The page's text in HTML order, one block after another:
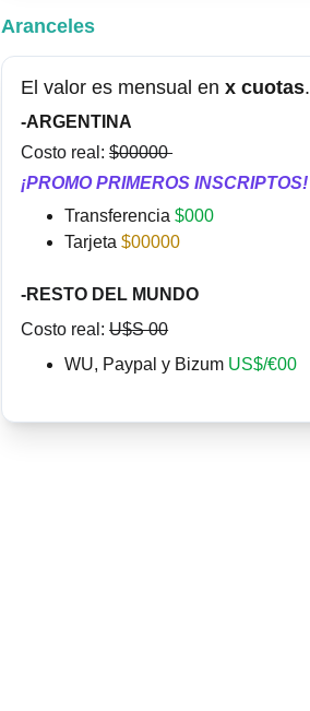
Aranceles
El valor es mensual en x cuotas.
-ARGENTINA
Costo real: $00000
¡PROMO PRIMEROS INSCRIPTOS!
Transferencia $000
Tarjeta $00000
-RESTO DEL MUNDO
Costo real: U$S 00
WU, Paypal y Bizum US$/€00